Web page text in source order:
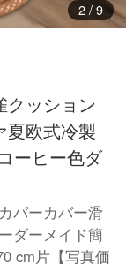
3/ 9
クッション
夏欧式冷製
ーヒー色ダ
バーカバー滑
ダーメイド簡
cm片【写真価